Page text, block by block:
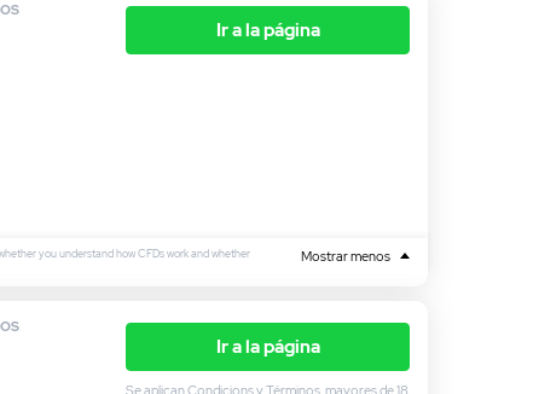
Ir a la página
you understand how CFDs work and whether
Mostrar menos
Ir a la página